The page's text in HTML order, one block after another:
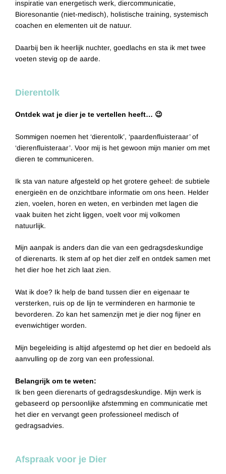
inspiratie van energetisch werk, diercommunicatie,
Bioresonantie (niet-medisch), holistische training, systemisch
coachen en elementen uit de natuur.
Daarbij ben ik heerlijk nuchter, goedlachs en sta ik met twee
voeten stevig op de aarde.
Dierentolk
Ontdek wat je dier je te vertellen heeft… 😉
Sommigen noemen het ‘dierentolk’, ‘paardenfluisteraar’ of
‘dierenfluisteraar’. Voor mij is het gewoon mijn manier om met
dieren te communiceren.
Ik sta van nature afgesteld op het grotere geheel: de subtiele
energieën en de onzichtbare informatie om ons heen. Helder
zien, voelen, horen en weten, en verbinden met lagen die
vaak buiten het zicht liggen, voelt voor mij volkomen
natuurlijk.
Mijn aanpak is anders dan die van een gedragsdeskundige
of dierenarts. Ik stem af op het dier zelf en ontdek samen met
het dier hoe het zich laat zien.
Wat ik doe? Ik help de band tussen dier en eigenaar te
versterken, ruis op de lijn te verminderen en harmonie te
bevorderen. Zo kan het samenzijn met je dier nog fijner en
evenwichtiger worden.
Mijn begeleiding is altijd afgestemd op het dier en bedoeld als
aanvulling op de zorg van een professional.
Belangrijk om te weten:
Ik ben geen dierenarts of gedragsdeskundige. Mijn werk is
gebaseerd op persoonlijke afstemming en communicatie met
het dier en vervangt geen professioneel medisch of
gedragsadvies.
Afspraak voor je Dier